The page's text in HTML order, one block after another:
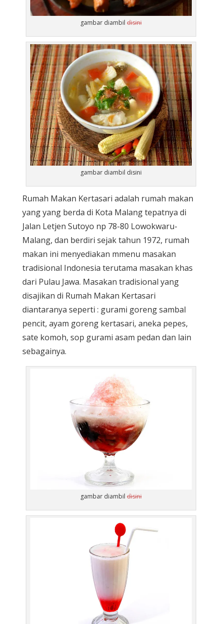
gambar diambil disini
gambar diambil disini
Rumah Makan Kertasari adalah rumah makan
yang yang berda di Kota Malang tepatnya di
Jalan Letjen Sutoyo np 78-80 Lowokwaru-
Malang, dan berdiri sejak tahun 1972, rumah
makan ini menyediakan mmenu masakan
tradisional Indonesia terutama masakan khas
dari Pulau Jawa. Masakan tradisional yang
disajikan di Rumah Makan Kertasari
diantaranya seperti : gurami goreng sambal
pencit, ayam goreng kertasari, aneka pepes,
sate komoh, sop gurami asam pedan dan lain
sebagainya.
gambar diambil disini